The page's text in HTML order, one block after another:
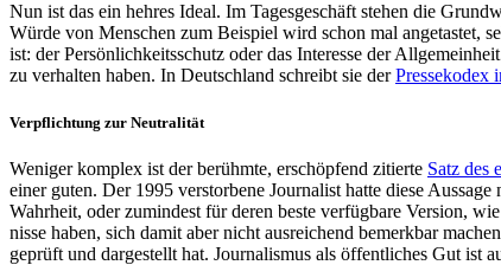
Nun ist das ein hehres Ideal. Im Tages­ge­schäft stehen die
Würde von Men­schen zum Bei­spiel wird schon mal ange­tas­tet,
ist: der Per­sön­lich­keits­schutz oder das Inter­esse der
zu ver­hal­ten haben. In Deutsch­land schreibt sie derPres­se­ko­dex
Ver­pflich­tung zur Neu­tra­li­tät
Weniger komplex ist der berühmte, erschöp­fend zitierte Satz des
einer guten. Der 1995 ver­stor­bene Jour­na­list hatte diese
Wahr­heit, oder zumin­dest für deren beste ver­füg­bare Version,
nisse haben, sich damit aber nicht aus­rei­chend bemerk­bar
geprüft und dar­ge­stellt hat. Jour­na­lis­mus als öffent­li­ches Gut ist